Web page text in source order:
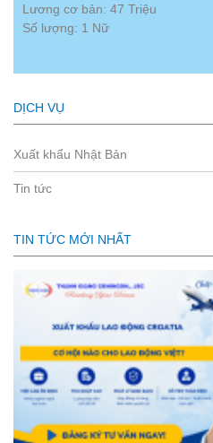
Lương cơ bản: 47 Triệu
Số lượng: 1 Nữ
DỊCH VỤ
Xuất khẩu Nhật Bản
Tin tức
TIN TỨC MỚI NHẤT